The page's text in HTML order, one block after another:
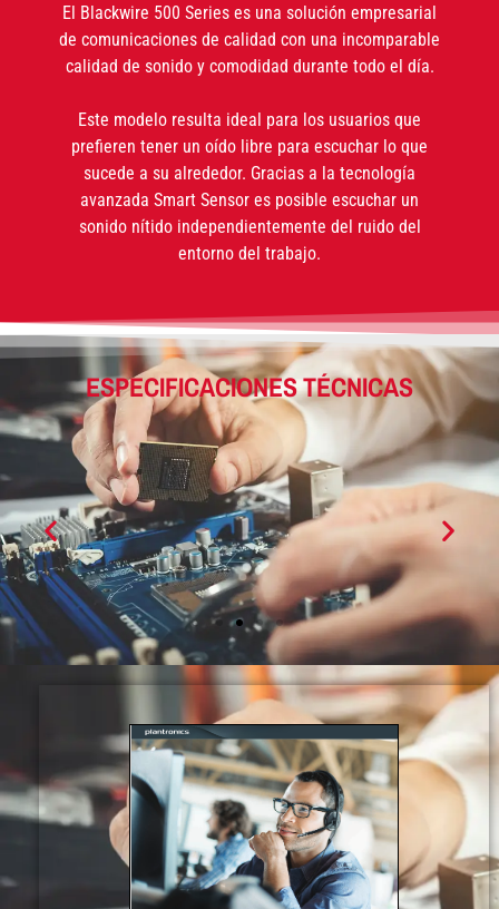
El Blackwire 500 Series es una solución empresarial
de comunicaciones de calidad con una incomparable
calidad de sonido y comodidad durante todo el día.
Este modelo resulta ideal para los usuarios que
prefieren tener un oído libre para escuchar lo que
sucede a su alrededor. Gracias a la tecnología
avanzada Smart Sensor es posible escuchar un
sonido nítido independientemente del ruido del
entorno del trabajo.
ESPECIFICACIONES TÉCNICAS